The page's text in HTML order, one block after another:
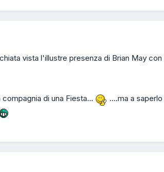
vista l'illustre presenza di Brian May con
di una Fiesta...
....ma a